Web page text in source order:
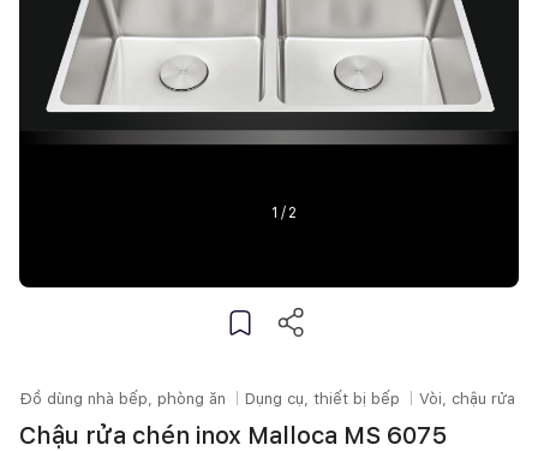
1 / 2
Đồ dùng nhà bếp, phòng ăn Dụng cụ, thiết bị bếp Vòi, chậu rửa
Chậu rửa chén inox Malloca MS 6075